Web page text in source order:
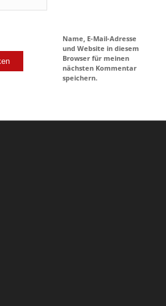
Name, E-Mail-Adresse
und Website in diesem
Browser für meinen
nächsten Kommentar
speichern.